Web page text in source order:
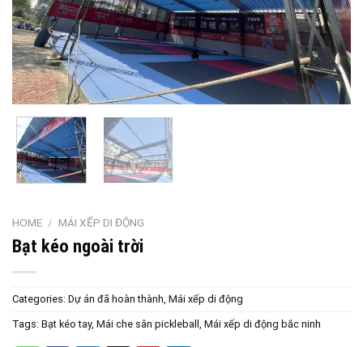
HOME / MÁI XẾP DI ĐỘNG
Bạt kéo ngoài trời
Categories: Dự án đã hoàn thành Mái xếp di động
Tags: Bạt kéo tay, Mái che sân pickleball Mái xếp di động bắc ninh